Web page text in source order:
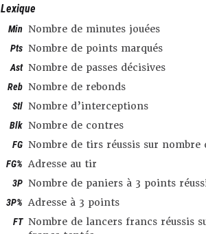
Lexique
Min Nombre de minutes jouées
Pts Nombre de points marqués
Ast Nombre de passes décisives
Reb Nombre de rebonds
Stl Nombre d’interceptions
Blk Nombre de contres
FG Nombre de tirs réussis sur nombre
FG% Adresse au tir
3P Nombre de paniers à 3 points
3P% Adresse à 3 points
FT Nombre de lancers francs réussis